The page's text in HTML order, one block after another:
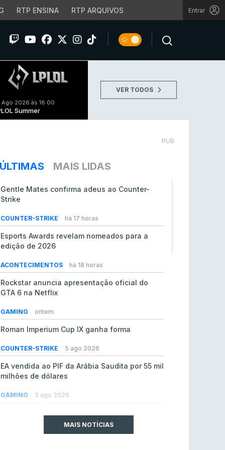
RTP ENSINA RTP ARQUIVOS Entrar
Ago 2026 às 18:00
Summer
VER TODOS
PUB
ÚLTIMAS MAIS LIDAS
Gentle Mates confirma adeus ao Counter-
Strike
COUNTER-STRIKE há 17 horas
Esports Awards revelam nomeados para a
edição de 2026
ACONTECIMENTOS há 18 horas
Rockstar anuncia apresentação oficial do
GTA 6 na Netflix
GAMING ontem
Roman Imperium Cup IX ganha forma
COUNTER-STRIKE 5 ago 2026
EA vendida ao PIF da Arábia Saudita por 55 mil
milhões de dólares
GAMING 5 ago 2026
MAIS NOTÍCIAS